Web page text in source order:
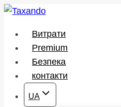
Перейти
вмісту
Витрати
Premium
Безпека
контакти
UA